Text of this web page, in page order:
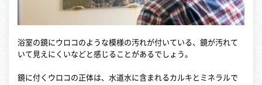
浴室の鏡にウロコのような模様の汚れが付いている、鏡が汚れて
いて見えにくいなどと感じることがあるでしょう。
鏡に付くウロコの正体は、水道水に含まれるカルキとミネラルで